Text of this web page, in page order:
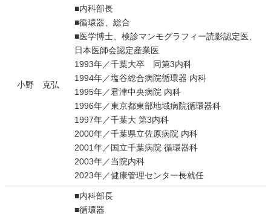
小野 克弘
■内科部長
■循環器、総合
■医学博士、検診マンモグラフィー読影認定医、
日本医師会認定産業医
1993年／千葉大卒 同第3内科
1994年／塩谷総合病院循環器 内科
1995年／君津中央病院 内科
1996年／東京都東部地域病院循環器科
1997年／千葉大 第3内科
2000年／千葉県立佐原病院 内科
2001年／国立千葉病院 循環器科
2003年／当院内科
2023年／健康管理センター長就任
■内科部長
■循環器